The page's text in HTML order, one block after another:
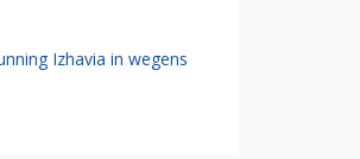
Izhavia in wegens